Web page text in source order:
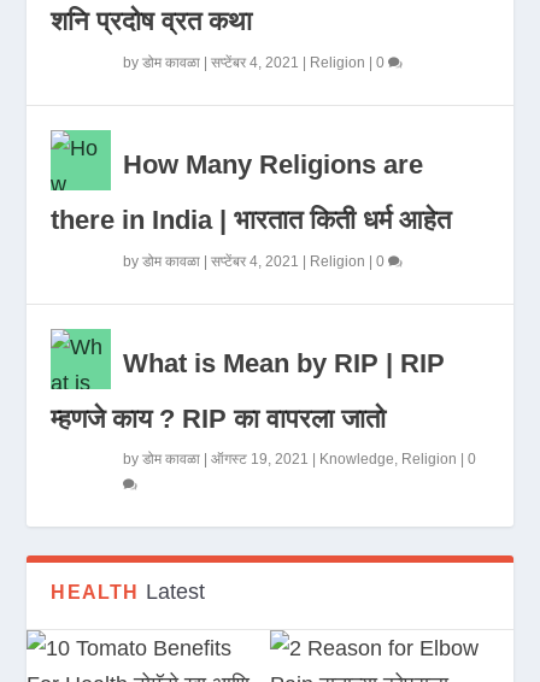
शनि प्रदोष व्रत कथा
byडोम कावळा |सप्टेंबर 4, 2021 Religion |0
How Many Religions are
there in India | भारतात किती धर्म आहेत
byडोम कावळा |सप्टेंबर 4, 2021 Religion |0
What is Mean by RIP | RIP
म्हणजे काय ? RIP का वापरला जातो
byडोम कावळा |ऑगस्ट 19, 2021 Knowledge, Religion |0
HEALTH Latest